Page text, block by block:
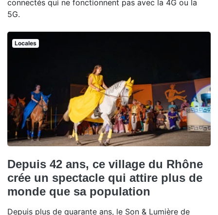
connectés qui ne fonctionnent pas avec la 4G ou la
5G.
Locales
Depuis 42 ans, ce village du Rhône
crée un spectacle qui attire plus de
monde que sa population
Depuis plus de quarante ans, le Son & Lumière de